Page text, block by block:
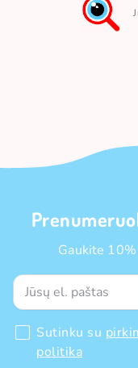
Gaukite
Sutinku su
politika